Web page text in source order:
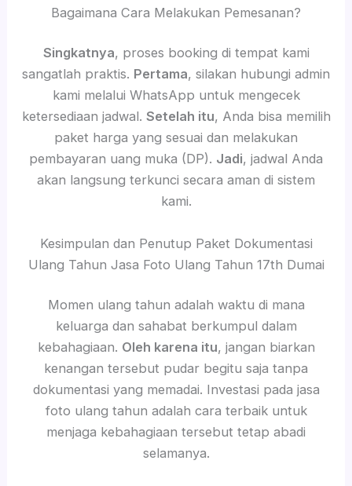
Bagaimana Cara Melakukan Pemesanan?
Singkatnya, proses booking di tempat kami
sangatlah praktis. Pertama, silakan hubungi admin
kami melalui WhatsApp untuk mengecek
ketersediaan jadwal. Setelah itu, Anda bisa memilih
paket harga yang sesuai dan melakukan
pembayaran uang muka (DP). Jadi, jadwal Anda
akan langsung terkunci secara aman di sistem
kami.
Kesimpulan dan Penutup Paket Dokumentasi
Ulang Tahun Jasa Foto Ulang Tahun 17th Dumai
Momen ulang tahun adalah waktu di mana
keluarga dan sahabat berkumpul dalam
kebahagiaan. Oleh karena itu, jangan biarkan
kenangan tersebut pudar begitu saja tanpa
dokumentasi yang memadai. Investasi pada jasa
foto ulang tahun adalah cara terbaik untuk
menjaga kebahagiaan tersebut tetap abadi
selamanya.